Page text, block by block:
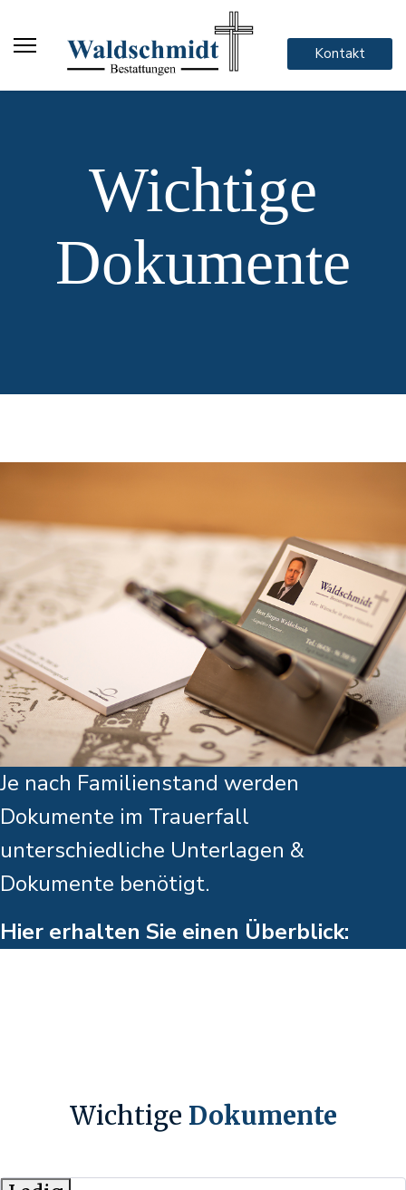
Kontakt
Wichtige
Dokumente
Je nach Familienstand werden
Dokumente im Trauerfall
unterschiedliche Unterlagen &
Dokumente benötigt.
Hier erhalten Sie einen Überblick:
Wichtige Dokumente